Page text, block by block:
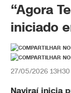
“Agora
iniciado
27/05/2026 13H30
Naviraí inicia